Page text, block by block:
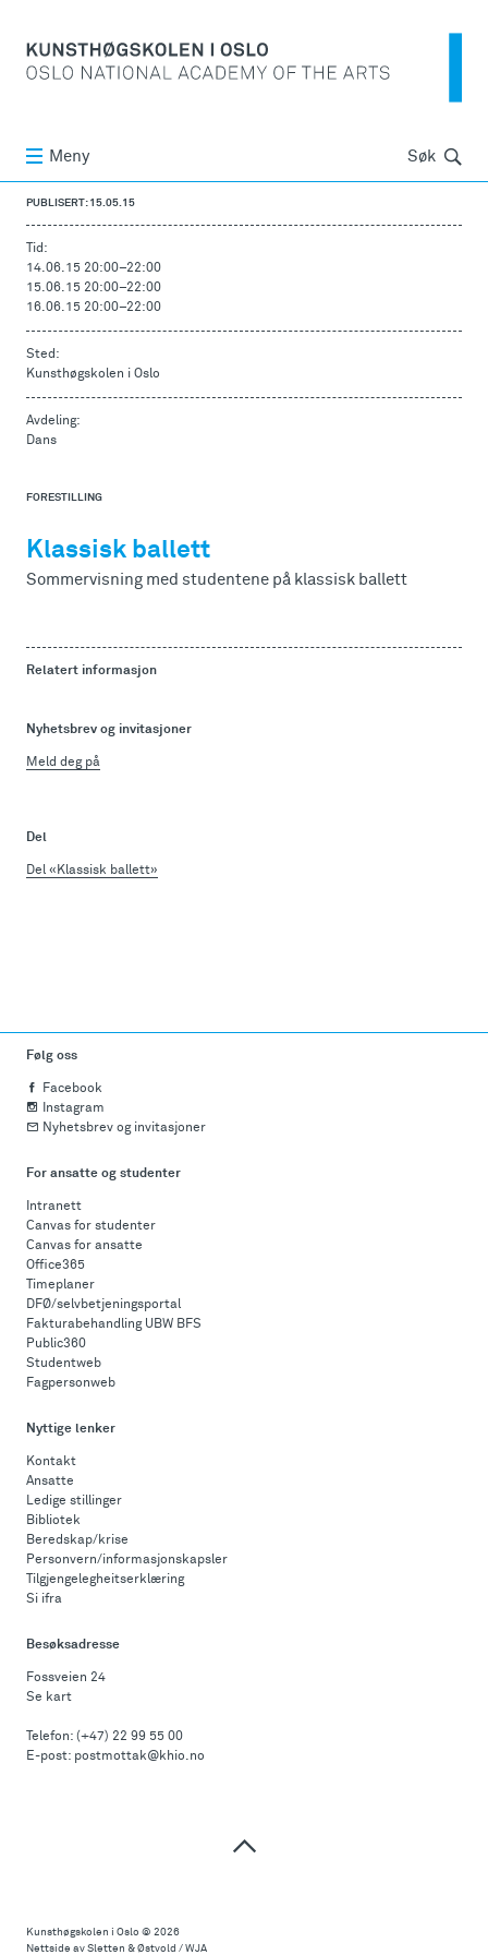
Meny Søk Søk
PUBLISERT: 15.05.15
Tid:
14.06.15 20:00–22:00
15.06.15 20:00–22:00
16.06.15 20:00–22:00
Sted:
Kunsthøgskolen i Oslo
Avdeling:
Dans
FORESTILLING
Klassisk ballett
Sommervisning med studentene på klassisk ballett
Relatert informasjon
Nyhetsbrev og invitasjoner
Meld deg på
Del
Del «Klassisk ballett»
Følg oss
Facebook
Instagram
Nyhetsbrev og invitasjoner
For ansatte og studenter
Intranett
Canvas for studenter
Canvas for ansatte
Office365
Timeplaner
DFØ/selvbetjeningsportal
Fakturabehandling UBW BFS
Public360
Studentweb
Fagpersonweb
Nyttige lenker
Kontakt
Ansatte
Ledige stillinger
Bibliotek
Beredskap/krise
Personvern/informasjonskapsler
Tilgjengelegheitserklæring
Si ifra
Besøksadresse
Fossveien 24
Se kart
Telefon: (+47) 22 99 55 00
E-post: postmottak@khio.no
Kunsthøgskolen i Oslo © 2026
Nettside av Sletten & Østvold / WJA